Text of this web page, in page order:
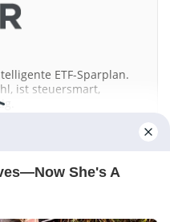
ETF-Sparplan.
ist steuersmart,
She's A